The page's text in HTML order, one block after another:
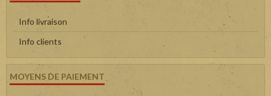
Info livraison
Info clients
MOYENS DE PAIEMENT